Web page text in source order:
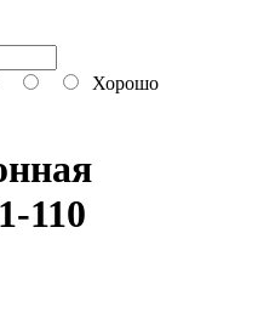
Хорошо
110